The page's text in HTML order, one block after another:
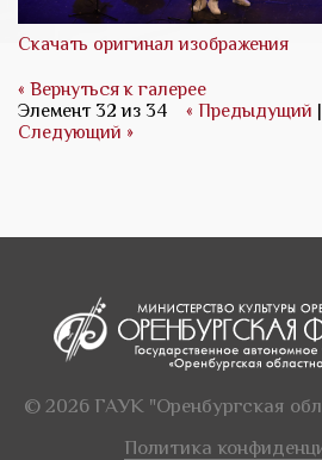
Скачать оригинал изображения
« Вернуться к галерее
Элемент 32 из 34
« Предыдущий |
Следующий »
© 2026 ГАУК "Оренбургская
Политика